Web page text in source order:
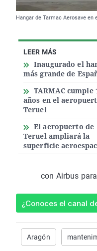
Hangar de Tarmac Aerosave
LEER MÁS
Inaugurado el
más grande de
TARMAC cumple
años en el
Teruel
El aeropuerto de
Teruel ampliará la
superficie
con Airbus
¿Conoces el canal
Aragón